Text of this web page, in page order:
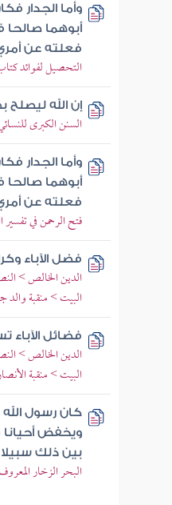
وأما الجدار
أبوهما صالحا
فعلته عن
التحصيل لفوائد
إن الله
السنن الكبرى
وأما الجدار
أبوهما صالحا
فعلته عن
فتح الرحمن في
فضل الآباء
الدين الخالص >
البيت > منقبة والد
فضائل الآباء
الدين الخالص >
البيت > منقبة
كان رسول
ويخفض أحيانا
بين ذلك سبيلا
البحر الزخار